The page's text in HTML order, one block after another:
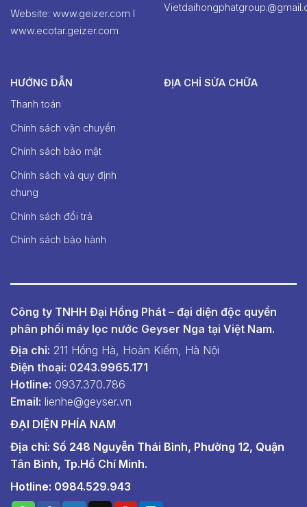
Website: www.geizer.com I
www.ecotar.geizer.com
HƯỚNG DẪN
Thanh toán
Chính sách vận chuyển
Chính sách bảo mật
Chính sách và quy định
chung
Chính sách đổi trả
Chính sách bảo hành
ĐỊA CHỈ SỬA CHỮA
Công ty TNHH Đại Hồng Phát – đại diện độc quyền
phân phối máy lọc nước Geyser Nga tại Việt Nam.
Địa chỉ: 211 Hồng Hà, Hoàn Kiếm, Hà Nội
Điện thoại: 0243.9965.171
Hotline: 0937.370.786
Email: lienhe@geyser.vn
ĐẠI DIỆN PHÍA NAM
Địa chỉ: Số 248 Nguyễn Thái Bình, Phường 12, Quận
Tân Bình, Tp.Hồ Chí Minh.
Hotline: 0984.529.943